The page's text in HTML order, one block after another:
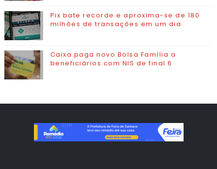
Pix bate recorde e aproxima-se de 180
milhões de transações em um dia
Caixa paga novo Bolsa Família a
beneficiários com NIS de final 6